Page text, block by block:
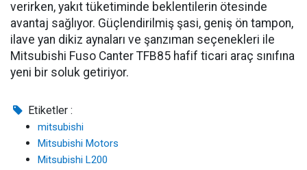
verirken, yakıt tüketiminde beklentilerin ötesinde
avantaj sağlıyor. Güçlendirilmiş şasi, geniş ön tampon,
ilave yan dikiz aynaları ve şanzıman seçenekleri ile
Mitsubishi Fuso Canter TFB85 hafif ticari araç sınıfına
yeni bir soluk getiriyor.
Etiketler :
mitsubishi
Mitsubishi Motors
Mitsubishi L200